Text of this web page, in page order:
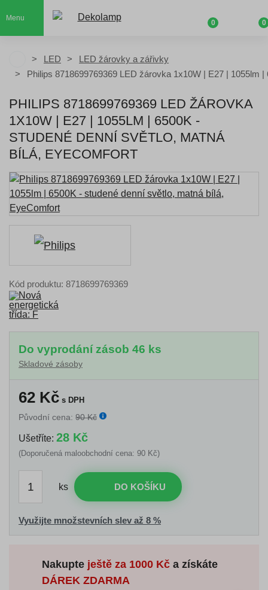
Menu
0 0
LED
LED žárovky a zářivky
Philips 8718699769369 LED žárovka 1x10W | E27 | 1055lm |
PHILIPS 8718699769369 LED ŽÁROVKA
1X10W | E27 | 1055LM | 6500K -
STUDENÉ DENNÍ SVĚTLO, MATNÁ
BÍLÁ, EYECOMFORT
Kód produktu: 8718699769369
Do vyprodání zásob 46 ks
Skladové zásoby
62 Kč s DPH
Původní cena: 90 Kč
Ušetříte: 28 Kč
(Doporučená maloobchodní cena: 90 Kč)
ks DO KOŠÍKU
Využijte množstevních slev až 8 %
Nakupte ještě za1000 Kča získáte
DÁREK ZDARMA